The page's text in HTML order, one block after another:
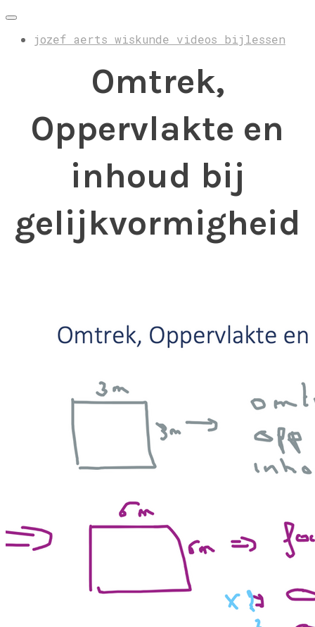
jozef aerts wiskunde videos bijlessen
Omtrek,
Oppervlakte en
inhoud bij
gelijkvormigheid